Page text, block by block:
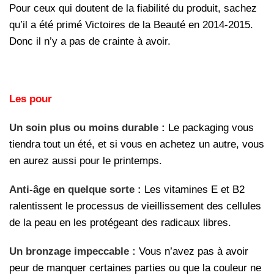
Pour ceux qui doutent de la fiabilité du produit, sachez
qu’il a été primé Victoires de la Beauté en 2014-2015.
Donc il n’y a pas de crainte à avoir.
Les pour
Un soin plus ou moins durable : Le packaging vous
tiendra tout un été, et si vous en achetez un autre, vous
en aurez aussi pour le printemps.
Anti-âge en quelque sorte : Les vitamines E et B2
ralentissent le processus de vieillissement des cellules
de la peau en les protégeant des radicaux libres.
Un bronzage impeccable : Vous n’avez pas à avoir
peur de manquer certaines parties ou que la couleur ne